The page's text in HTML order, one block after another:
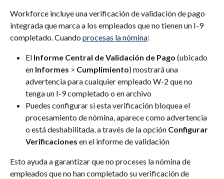
Workforce incluye una verificación de validación de pago
integrada que marca a los empleados que no tienen un I-9
completado. Cuando procesas la nómina:
El Informe Central de Validación de Pago (ubicado
en Informes > Cumplimiento) mostrará una
advertencia para cualquier empleado W-2 que no
tenga un I-9 completado o en archivo
Puedes configurar si esta verificación bloquea el
procesamiento de nómina, aparece como advertencia
o está deshabilitada, a través de la opción Configurar
Verificaciones en el informe de validación
Esto ayuda a garantizar que no proceses la nómina de
empleados que no han completado su verificación de